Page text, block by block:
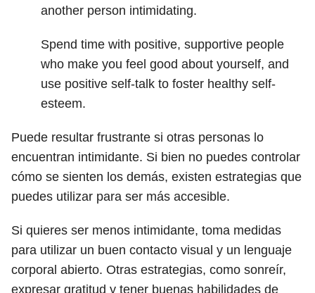
another person intimidating.
Spend time with positive, supportive people
who make you feel good about yourself, and
use positive self-talk to foster healthy self-
esteem.
Puede resultar frustrante si otras personas lo
encuentran intimidante. Si bien no puedes controlar
cómo se sienten los demás, existen estrategias que
puedes utilizar para ser más accesible.
Si quieres ser menos intimidante, toma medidas
para utilizar un buen contacto visual y un lenguaje
corporal abierto. Otras estrategias, como sonreír,
expresar gratitud y tener buenas habilidades de